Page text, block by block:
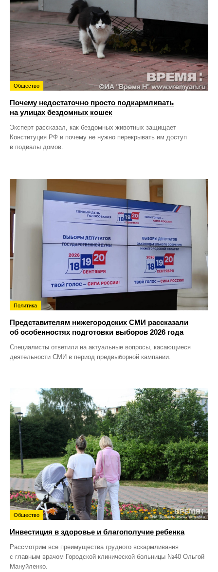
Общество
Почему недостаточно просто подкармливать
на улицах бездомных кошек
Эксперт рассказал, как бездомных животных защищает
Конституция РФ и почему не нужно перекрывать им доступ
в подвалы домов.
Политика
Представителям нижегородских СМИ рассказали
об особенностях подготовки выборов 2026 года
Специалисты ответили на актуальные вопросы, касающиеся
деятельности СМИ в период предвыборной кампании.
Общество
Инвестиция в здоровье и благополучие ребенка
Рассмотрим все преимущества грудного вскармливания
с главным врачом Городской клинической больницы №40 Ольгой
Мануйленко.